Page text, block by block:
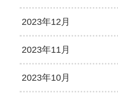
2023年12月
2023年11月
2023年10月